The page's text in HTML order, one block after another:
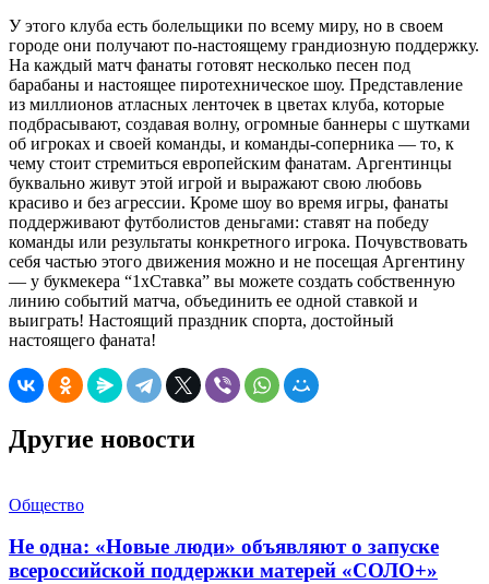
У этого клуба есть болельщики по всему миру, но в своем
городе они получают по-настоящему грандиозную поддержку.
На каждый матч фанаты готовят несколько песен под
барабаны и настоящее пиротехническое шоу. Представление
из миллионов атласных ленточек в цветах клуба, которые
подбрасывают, создавая волну, огромные баннеры с шутками
об игроках и своей команды, и команды-соперника — то, к
чему стоит стремиться европейским фанатам. Аргентинцы
буквально живут этой игрой и выражают свою любовь
красиво и без агрессии. Кроме шоу во время игры, фанаты
поддерживают футболистов деньгами: ставят на победу
команды или результаты конкретного игрока. Почувствовать
себя частью этого движения можно и не посещая Аргентину
— у букмекера “1xСтавка” вы можете создать собственную
линию событий матча, объединить ее одной ставкой и
выиграть! Настоящий праздник спорта, достойный
настоящего фаната!
Другие новости
Общество
Не одна: «Новые люди» объявляют о запуске
всероссийской поддержки матерей «СОЛО+»